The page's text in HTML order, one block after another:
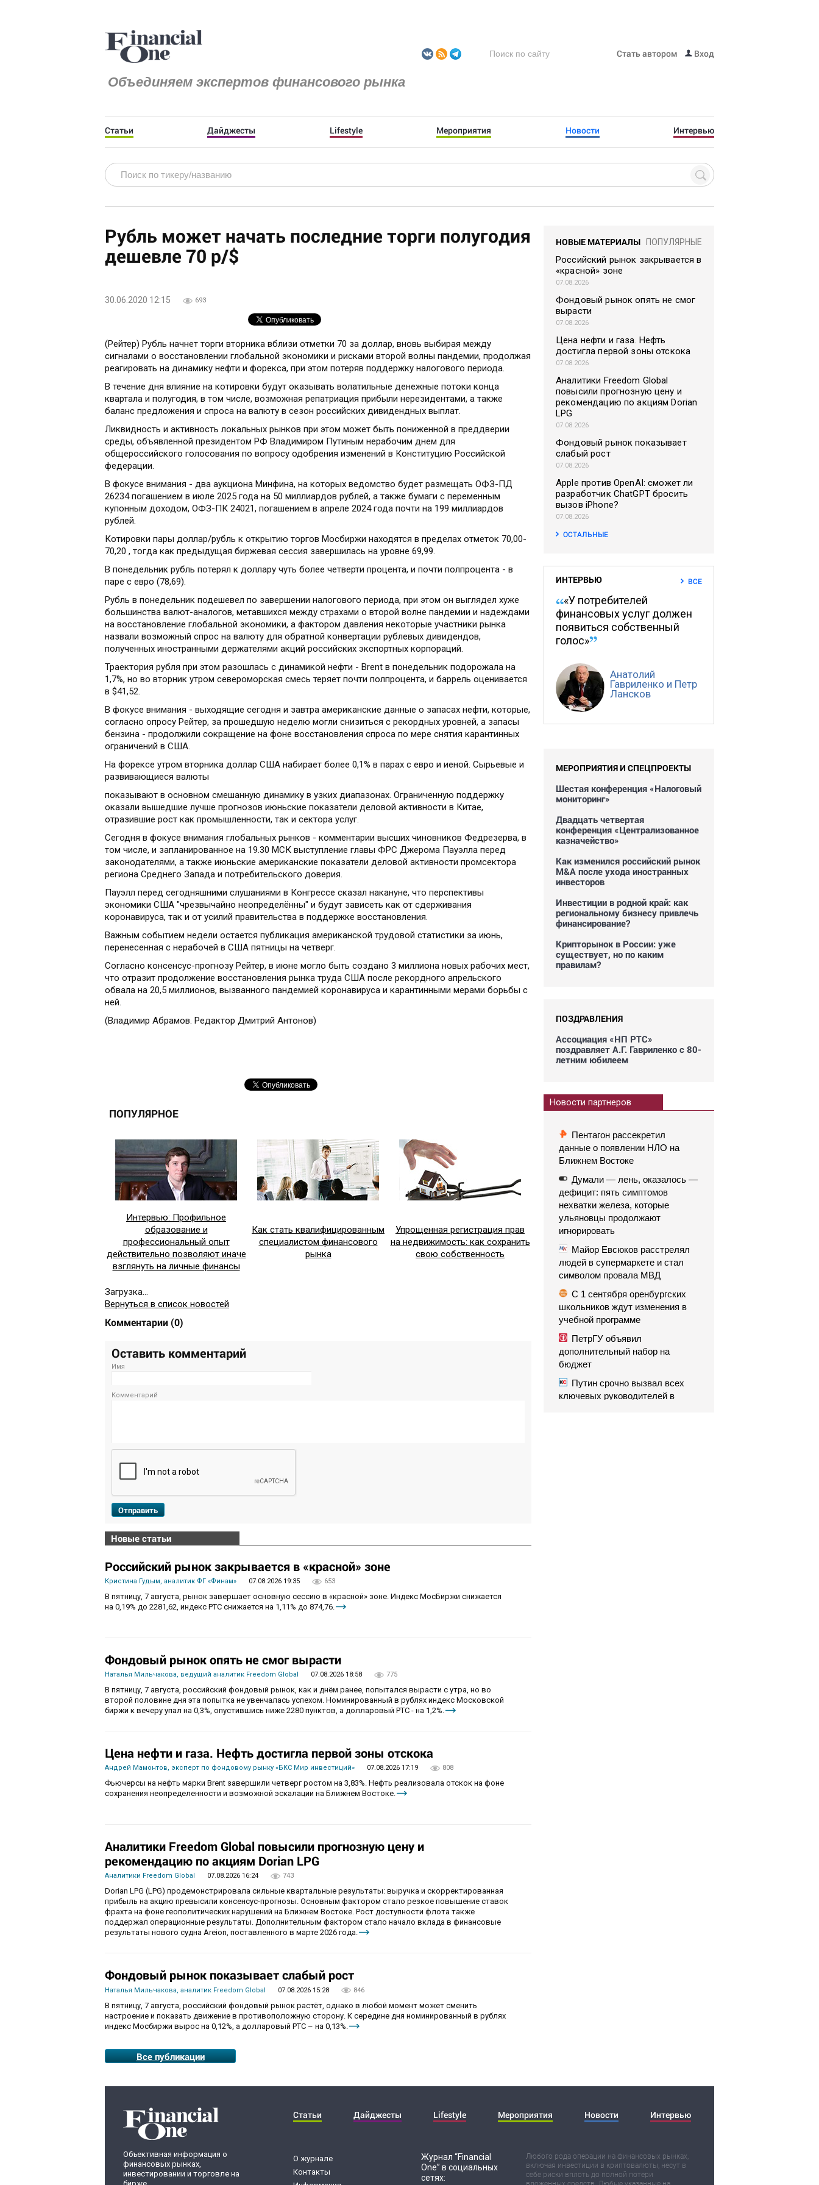
Объединяем экспертов финансового рынка
Стать автором Вход
Статьи Дайджесты Lifestyle Мероприятия Новости Интервью
Рубль может начать последние торги полугодия
дешевле 70 р/$
30.06.2020 12:15 693
(Рейтер) Рубль начнет торги вторника вблизи отметки 70 за доллар, вновь выбирая между
сигналами о восстановлении глобальной экономики и рисками второй волны пандемии, продолжая
реагировать на динамику нефти и форекса, при этом потеряв поддержку налогового периода.
В течение дня влияние на котировки будут оказывать волатильные денежные потоки конца
квартала и полугодия, в том числе, возможная репатриация прибыли нерезидентами, а также
баланс предложения и спроса на валюту в сезон российских дивидендных выплат.
Ликвидность и активность локальных рынков при этом может быть пониженной в преддверии
среды, объявленной президентом РФ Владимиром Путиным нерабочим днем для
общероссийского голосования по вопросу одобрения изменений в Конституцию Российской
федерации.
В фокусе внимания - два аукциона Минфина, на которых ведомство будет размещать ОФЗ-ПД
26234 погашением в июле 2025 года на 50 миллиардов рублей, а также бумаги с переменным
купонным доходом, ОФЗ-ПК 24021, погашением в апреле 2024 года почти на 199 миллиардов
рублей.
Котировки пары доллар/рубль к открытию торгов Мосбиржи находятся в пределах отметок 70,00-
70,20 , тогда как предыдущая биржевая сессия завершилась на уровне 69,99.
В понедельник рубль потерял к доллару чуть более четверти процента, и почти полпроцента - в
паре с евро (78,69).
Рубль в понедельник подешевел по завершении налогового периода, при этом он выглядел хуже
большинства валют-аналогов, метавшихся между страхами о второй волне пандемии и надеждами
на восстановление глобальной экономики, а фактором давления некоторые участники рынка
назвали возможный спрос на валюту для обратной конвертации рублевых дивидендов,
полученных иностранными держателями акций российских экспортных корпораций.
Траектория рубля при этом разошлась с динамикой нефти - Brent в понедельник подорожала на
1,7%, но во вторник утром североморская смесь теряет почти полпроцента, и баррель оценивается
в $41,52.
В фокусе внимания - выходящие сегодня и завтра американские данные о запасах нефти, которые,
согласно опросу Рейтер, за прошедшую неделю могли снизиться с рекордных уровней, а запасы
бензина - продолжили сокращение на фоне восстановления спроса по мере снятия карантинных
ограничений в США.
На форексе утром вторника доллар США набирает более 0,1% в парах с евро и иеной. Сырьевые и
развивающиеся валюты
показывают в основном смешанную динамику в узких диапазонах. Ограниченную поддержку
оказали вышедшие лучше прогнозов июньские показатели деловой активности в Китае,
отразившие рост как промышленности, так и сектора услуг.
Сегодня в фокусе внимания глобальных рынков - комментарии высших чиновников Федрезерва, в
том числе, и запланированное на 19.30 МСК выступление главы ФРС Джерома Пауэлла перед
законодателями, а также июньские американские показатели деловой активности промсектора
региона Среднего Запада и потребительского доверия.
Пауэлл перед сегодняшними слушаниями в Конгрессе сказал накануне, что перспективы
экономики США "чрезвычайно неопределённы" и будут зависеть как от сдерживания
коронавируса, так и от усилий правительства в поддержке восстановления.
Важным событием недели остается публикация американской трудовой статистики за июнь,
перенесенная с нерабочей в США пятницы на четверг.
Согласно консенсус-прогнозу Рейтер, в июне могло быть создано 3 миллиона новых рабочих мест,
что отразит продолжение восстановления рынка труда США после рекордного апрельского
обвала на 20,5 миллионов, вызванного пандемией коронавируса и карантинными мерами борьбы с
ней.
(Владимир Абрамов. Редактор Дмитрий Антонов)
ПОПУЛЯРНОЕ
Интервью: Профильное
образование и
профессиональный опыт
действительно позволяют иначе
взглянуть на личные финансы
Как стать квалифицированным
специалистом финансового
рынка
Упрощенная регистрация прав
на недвижимость: как сохранить
свою собственность
Загрузка...
Вернуться в список новостей
Комментарии (0)
Оставить комментарий
Имя
Комментарий
Отправить
Новые статьи
Российский рынок закрывается в «красной» зоне
Кристина Гудым, аналитик ФГ «Финам» 07.08.2026 19:35 653
В пятницу, 7 августа, рынок завершает основную сессию в «красной» зоне. Индекс МосБиржи снижается
на 0,19% до 2281,62, индекс РТС снижается на 1,11% до 874,76.
Фондовый рынок опять не смог вырасти
Наталья Мильчакова, ведущий аналитик Freedom Global 07.08.2026 18:58 775
В пятницу, 7 августа, российский фондовый рынок, как и днём ранее, попытался вырасти с утра, но во
второй половине дня эта попытка не увенчалась успехом. Номинированный в рублях индекс Московской
биржи к вечеру упал на 0,3%, опустившись ниже 2280 пунктов, а долларовый РТС - на 1,2%.
Цена нефти и газа. Нефть достигла первой зоны отскока
Андрей Мамонтов, эксперт по фондовому рынку «БКС Мир инвестиций» 07.08.2026 17:19 808
Фьючерсы на нефть марки Brent завершили четверг ростом на 3,83%. Нефть реализовала отскок на фоне
сохранения неопределенности и возможной эскалации на Ближнем Востоке.
Аналитики Freedom Global повысили прогнозную цену и
рекомендацию по акциям Dorian LPG
Аналитики Freedom Global 07.08.2026 16:24 743
Dorian LPG (LPG) продемонстрировала сильные квартальные результаты: выручка и скорректированная
прибыль на акцию превысили консенсус-прогнозы. Основным фактором стало резкое повышение ставок
фрахта на фоне геополитических нарушений на Ближнем Востоке. Рост доступности флота также
поддержал операционные результаты. Дополнительным фактором стало начало вклада в финансовые
результаты нового судна Areion, поставленного в марте 2026 года.
Фондовый рынок показывает слабый рост
Наталья Мильчакова, аналитик Freedom Global 07.08.2026 15:28 846
В пятницу, 7 августа, российский фондовый рынок растёт, однако в любой момент может сменить
настроение и показать движение в противоположную сторону. К середине дня номинированный в рублях
индекс Мосбиржи вырос на 0,12%, а долларовый РТС – на 0,13%.
Все публикации
НОВЫЕ МАТЕРИАЛЫ ПОПУЛЯРНЫЕ
Российский рынок закрывается в
«красной» зоне
07.08.2026
Фондовый рынок опять не смог
вырасти
07.08.2026
Цена нефти и газа. Нефть
достигла первой зоны отскока
07.08.2026
Аналитики Freedom Global
повысили прогнозную цену и
рекомендацию по акциям Dorian
LPG
07.08.2026
Фондовый рынок показывает
слабый рост
07.08.2026
Apple против OpenAI: сможет ли
разработчик ChatGPT бросить
вызов iPhone?
07.08.2026
ОСТАЛЬНЫЕ
ИНТЕРВЬЮ ВСЕ
«У потребителей
финансовых услуг должен
появиться собственный
голос»
Анатолий
Гавриленко и Петр
Лансков
МЕРОПРИЯТИЯ И СПЕЦПРОЕКТЫ
Шестая конференция «Налоговый
мониторинг»
Двадцать четвертая
конференция «Централизованное
казначейство»
Как изменился российский рынок
M&A после ухода иностранных
инвесторов
Инвестиции в родной край: как
региональному бизнесу привлечь
финансирование?
Крипторынок в России: уже
существует, но по каким
правилам?
ПОЗДРАВЛЕНИЯ
Ассоциация «НП РТС»
поздравляет А.Г. Гавриленко с 80-
летним юбилеем
Новости партнеров
Пентагон рассекретил
данные о появлении НЛО на
Ближнем Востоке
Думали — лень, оказалось —
дефицит: пять симптомов
нехватки железа, которые
ульяновцы продолжают
игнорировать
Майор Евсюков расстрелял
людей в супермаркете и стал
символом провала МВД
С 1 сентября оренбургских
школьников ждут изменения в
учебной программе
ПетрГУ объявил
дополнительный набор на
бюджет
Путин срочно вызвал всех
ключевых руководителей в
Объективная информация о
финансовых рынках,
инвестировании и торговле на
Статьи Дайджесты Lifestyle Мероприятия Новости Интервью
О журнале
Контакты
Журнал “Financial
One” в социальных
сетях:
Любого рода операции на финансовых рынках,
включая инвестиции в криптовалюты, несут в
себе риски вплоть до полной потери